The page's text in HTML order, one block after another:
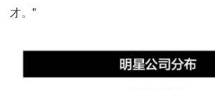
才。”